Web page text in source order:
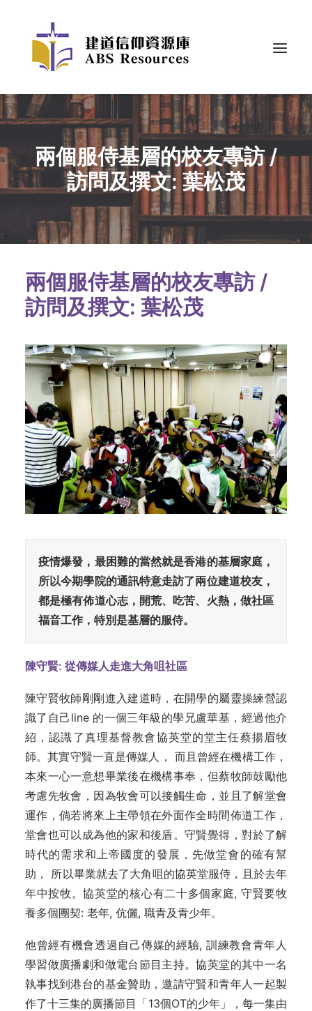
兩個服侍基層的校友專訪 /
訪問及撰文: 葉松茂
兩個服侍基層的校友專訪 /
訪問及撰文: 葉松茂
疫情爆發，最困難的當然就是香港的基層家庭，
所以今期學院的通訊特意走訪了兩位建道校友，
都是極有佈道心志，開荒、吃苦、火熱，做社區
福音工作，特別是基層的服侍。
陳守賢: 從傳媒人走進大角咀社區
陳守賢牧師剛剛進入建道時，在開學的屬靈操練營認
識了自己line 的一個三年級的學兄盧華基，經過他介
紹，認識了真理基督教會協英堂的堂主任蔡揚眉牧
師。其實守賢一直是傳媒人， 而且曾經在機構工作，
本來一心一意想畢業後在機構事奉，但蔡牧師鼓勵他
考慮先牧會，因為牧會可以接觸生命，並且了解堂會
運作，倘若將來上主帶領在外面作全時間佈道工作，
堂會也可以成為他的家和後盾。守賢覺得，對於了解
時代的需求和上帝國度的發展，先做堂會的確有幫
助， 所以畢業就去了大角咀的協英堂服侍，且於去年
年中按牧。協英堂的核心有二十多個家庭, 守賢要牧
養多個團契: 老年, 伉儷, 職青及青少年。
他曾經有機會透過自己傳媒的經驗, 訓練教會青年人
學習做廣播劇和做電台節目主持。協英堂的其中一名
執事找到港台的基金贊助，邀請守賢和青年人一起製
作了十三集的廣播節目「13個OT的少年」，每一集由